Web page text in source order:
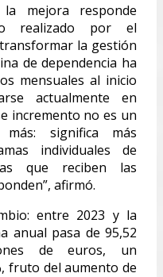
mejora responde
realizado por el
la gestión
de dependencia ha
mensuales al inicio
actualmente en
incremento no es un
significa más
individuales de
que reciben las
afirmó.
entre 2023 y la
anual pasa de 95,52
de euros, un
fruto del aumento de